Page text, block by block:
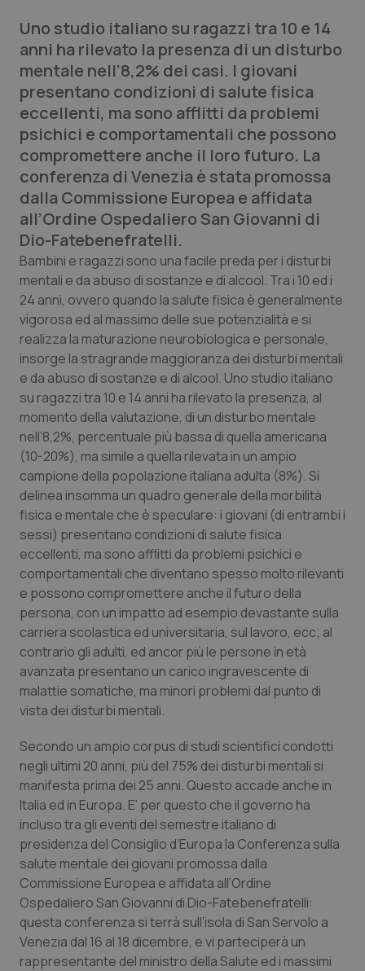
Lettere al direttore
Edizioni Regionali
QS Pro
Professionisti Sanitari.AI
Abruzzo
Basilicata
Calabria
Campania
Emilia-Romagna
Friuli Venezia Giulia
Lazio
Liguria
Lombardia
Marche
Molise
Piemonte
Provincia Autonoma di Bolzano
Provincia Autonoma di Trento
Puglia
Sardegna
Sicilia
Toscana
Umbria
QS Pro Gold
Artrite & artrosi
Asma & BPCO
Car-T
Colesterolo & coronaropatie
Dermatite Atopica
Diabete & glucometri
Disturbi dell’umore
Dolore
Donna & Salute
Epatiti
HIV
Infezioni & Febbre
Ipertensione & Scompenso
Malattie rare
Malattia di Crohn & Rettocolite Ulcerosa
Neuroscienze & patologie neurodegenerative
Obesità
Oftalmologia
QS Club Newsletter
Uno studio italiano su ragazzi tra 10 e 14
anni ha rilevato la presenza di un disturbo
mentale nell’8,2% dei casi. I giovani
presentano condizioni di salute fisica
eccellenti, ma sono afflitti da problemi
psichici e comportamentali che possono
compromettere anche il loro futuro. La
conferenza di Venezia è stata promossa
dalla Commissione Europea e affidata
all’Ordine Ospedaliero San Giovanni di
Dio-Fatebenefratelli.
Bambini e ragazzi sono una facile preda per i disturbi
mentali e da abuso di sostanze e di alcool. Tra i 10 ed i
24 anni, ovvero quando la salute fisica è generalmente
vigorosa ed al massimo delle sue potenzialità e si
realizza la maturazione neurobiologica e personale,
insorge la stragrande maggioranza dei disturbi mentali
e da abuso di sostanze e di alcool. Uno studio italiano
su ragazzi tra 10 e 14 anni ha rilevato la presenza, al
momento della valutazione, di un disturbo mentale
nell’8,2%, percentuale più bassa di quella americana
(10-20%), ma simile a quella rilevata in un ampio
campione della popolazione italiana adulta (8%). Si
delinea insomma un quadro generale della morbilità
fisica e mentale che è speculare: i giovani (di entrambi i
sessi) presentano condizioni di salute fisica
eccellenti, ma sono afflitti da problemi psichici e
comportamentali che diventano spesso molto rilevanti
e possono compromettere anche il futuro della
persona, con un impatto ad esempio devastante sulla
carriera scolastica ed universitaria, sul lavoro, ecc; al
contrario gli adulti, ed ancor più le persone in età
avanzata presentano un carico ingravescente di
malattie somatiche, ma minori problemi dal punto di
vista dei disturbi mentali.
Secondo un ampio corpus di studi scientifici condotti
negli ultimi 20 anni, più del 75% dei disturbi mentali si
manifesta prima dei 25 anni. Questo accade anche in
Italia ed in Europa. E’ per questo che il governo ha
incluso tra gli eventi del semestre italiano di
presidenza del Consiglio d’Europa la Conferenza sulla
salute mentale dei giovani promossa dalla
Commissione Europea e affidata all’Ordine
Ospedaliero San Giovanni di Dio-Fatebenefratelli:
questa conferenza si terrà sull’isola di San Servolo a
Venezia dal 16 al 18 dicembre, e vi parteciperà un
rappresentante del ministro della Salute ed i massimi